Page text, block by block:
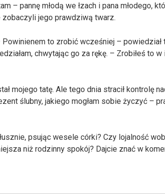
– pannę młodą we łzach i pana młodego,
zobaczyli jego prawdziwą twarz.
Powinienem to zrobić wcześniej – powiedział
chwytając go za rękę. – Zrobiłeś to w
mojego tatę. Ale tego dnia stracił kontrolę
ślubny, jakiego mogłam sobie życzyć –
psując wesele córki? Czy lojalność
niż rodzinny spokój? Dajcie znać w